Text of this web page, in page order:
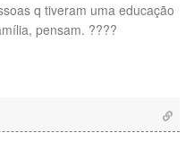
q tiveram uma educação
pensam. ????